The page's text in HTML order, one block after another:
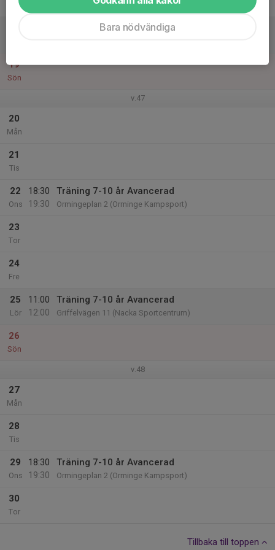
Fre
Träning 7-10 år Avancerad
19
Sön
v.47
20
Mån
21
Tis
22
Ons
18:30
19:30
Träning 7-10 år Avancerad
Ormingeplan 2 (Orminge Kampsport)
23
Tor
24
Fre
25
Lör
11:00
12:00
Träning 7-10 år Avancerad
Griffelvägen 11 (Nacka Sportcentrum)
26
Sön
v.48
27
Mån
28
Tis
29
Ons
18:30
19:30
Träning 7-10 år Avancerad
Ormingeplan 2 (Orminge Kampsport)
30
Tor
Tillbaka till toppen
Bara nödvändiga